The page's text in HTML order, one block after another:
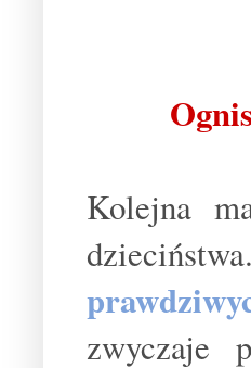
Kolejna
zwyczaje